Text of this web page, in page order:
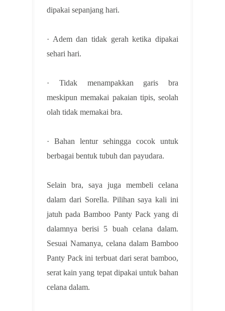
dipakai sepanjang hari.
· Adem dan tidak gerah ketika dipakai
sehari hari.
· Tidak menampakkan garis bra
meskipun memakai pakaian tipis, seolah
olah tidak memakai bra.
· Bahan lentur sehingga cocok untuk
berbagai bentuk tubuh dan payudara.
Selain bra, saya juga membeli celana
dalam dari Sorella. Pilihan saya kali ini
jatuh pada Bamboo Panty Pack yang di
dalamnya berisi 5 buah celana dalam.
Sesuai Namanya, celana dalam Bamboo
Panty Pack ini terbuat dari serat bamboo,
serat kain yang tepat dipakai untuk bahan
celana dalam.